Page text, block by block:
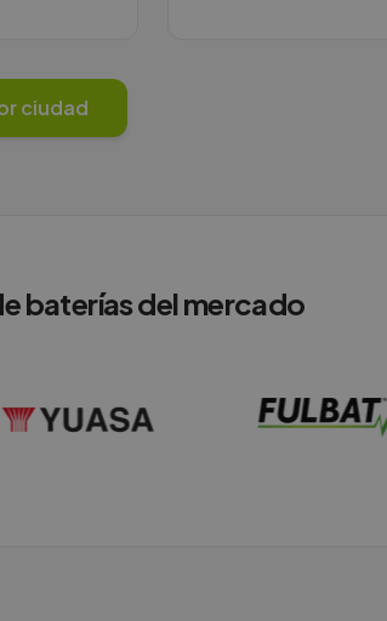
ciudad
baterías del mercado